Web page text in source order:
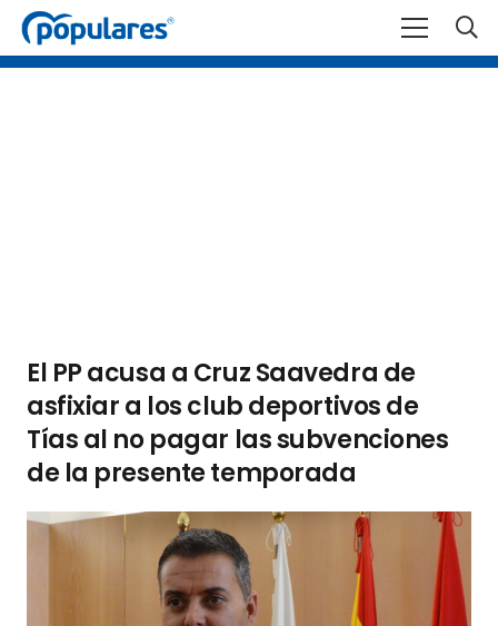
El PP acusa a Cruz Saavedra de
asfixiar a los club deportivos de
Tías al no pagar las subvenciones
de la presente temporada